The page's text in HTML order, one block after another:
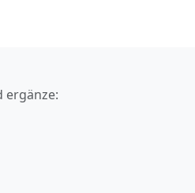
ergänze: